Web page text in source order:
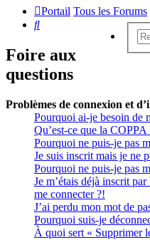
Portail Tous les Forums
Rechercher
Foire aux
questions
Problèmes de connexion et
Pourquoi ai-je besoin de
Qu’est-ce que la COPPA
Pourquoi ne puis-je pas
Je suis inscrit mais je ne
Pourquoi ne puis-je pas
Je m’étais déjà inscrit
me connecter ?!
J’ai perdu mon mot de
Pourquoi suis-je
À quoi sert « Supprimer